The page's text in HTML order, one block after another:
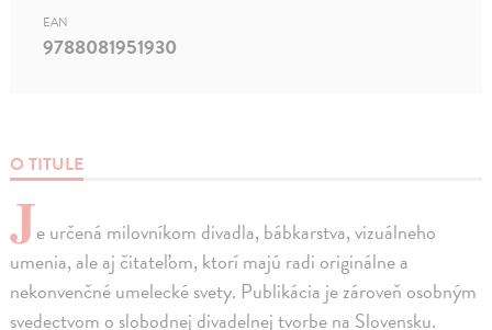
O TITULE
Je určená milovníkom divadla, bábkarstva, vizuálneho
umenia, ale aj čitateľom, ktorí majú radi originálne a
nekonvenčné umelecké svety. Publikácia je zároveň osobným
svedectvom o slobodnej divadelnej tvorbe na Slovensku.
EAN
9788081951930